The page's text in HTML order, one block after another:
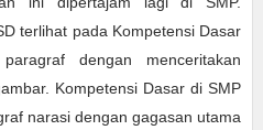
terlihat pada Kompetensi Dasar
dengan menceritakan
Kompetensi Dasar di SMP
narasi dengan gagasan utama